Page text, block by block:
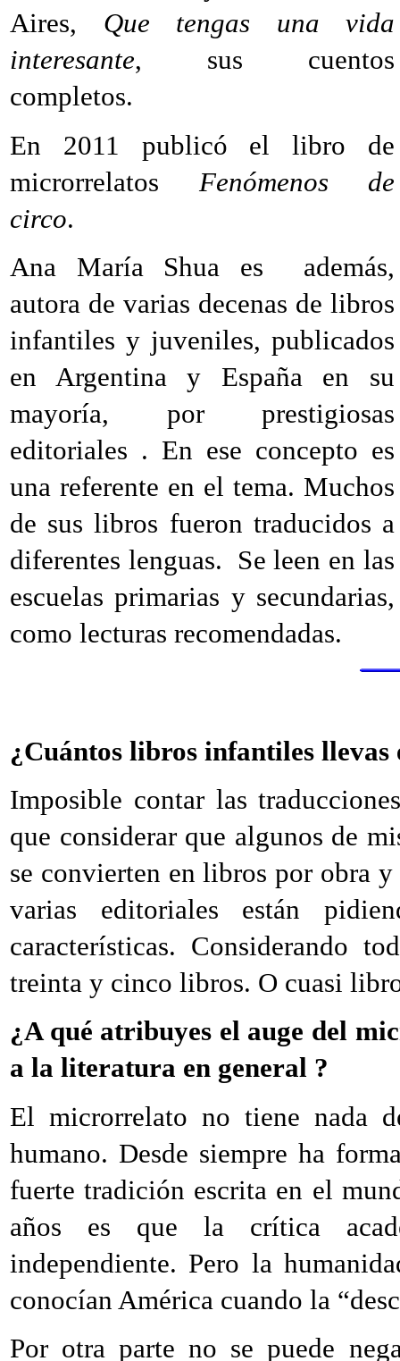
Aires, Que tengas una vida
interesante, sus cuentos
completos.
En 2011 publicó el libro de
microrrelatos Fenómenos de
circo.
Ana María Shua es además,
autora de varias decenas de libros
infantiles y juveniles, publicados
en Argentina y España en su
mayoría, por prestigiosas
editoriales . En ese concepto es
una referente en el tema. Muchos
de sus libros fueron traducidos a
diferentes lenguas. Se leen en las
escuelas primarias y secundarias,
como lecturas recomendadas.
¿Cuántos libros infantiles llevas
Imposible contar las
que considerar que algunos de
se convierten en libros por obra
varias editoriales están
características. Considerando
treinta y cinco libros. O cuasi
¿A qué atribuyes el auge del
a la literatura en general ?
El microrrelato no tiene nada
humano. Desde siempre ha
fuerte tradición escrita en el
años es que la crítica
independiente. Pero la
conocían América cuando la
Por otra parte no se puede